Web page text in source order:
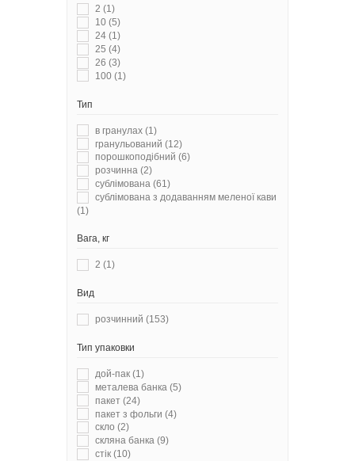
2 (1)
10 (5)
24 (1)
25 (4)
26 (3)
100 (1)
Тип
в гранулах (1)
гранульований (12)
порошкоподібний (6)
розчинна (2)
сублімована (61)
сублімована з додаванням меленої кави
(1)
Вага, кг
2 (1)
Вид
розчинний (153)
Тип упаковки
дой-пак (1)
металева банка (5)
пакет (24)
пакет з фольги (4)
скло (2)
скляна банка (9)
стік (10)